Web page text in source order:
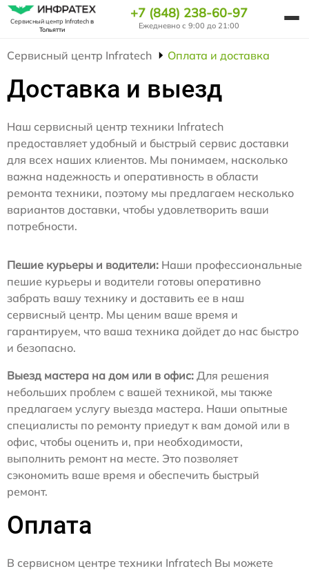
Сервисный центр Infratechв
Тольятти
+7 (848) 238-60-97
Ежедневно с 9:00 до 21:00
Сервисный центр Infratech Оплата и доставка
Доставка и выезд
Наш сервисный центр техники Infratech
предоставляет удобный и быстрый сервис доставки
для всех наших клиентов. Мы понимаем, насколько
важна надежность и оперативность в области
ремонта техники, поэтому мы предлагаем несколько
вариантов доставки, чтобы удовлетворить ваши
потребности.
Пешие курьеры и водители: Наши профессиональные
пешие курьеры и водители готовы оперативно
забрать вашу технику и доставить ее в наш
сервисный центр. Мы ценим ваше время и
гарантируем, что ваша техника дойдет до нас быстро
и безопасно.
Выезд мастера на дом или в офис: Для решения
небольших проблем с вашей техникой, мы также
предлагаем услугу выезда мастера. Наши опытные
специалисты по ремонту приедут к вам домой или в
офис, чтобы оценить и, при необходимости,
выполнить ремонт на месте. Это позволяет
сэкономить ваше время и обеспечить быстрый
ремонт.
Оплата
В сервисном центре техники Infratech Вы можете